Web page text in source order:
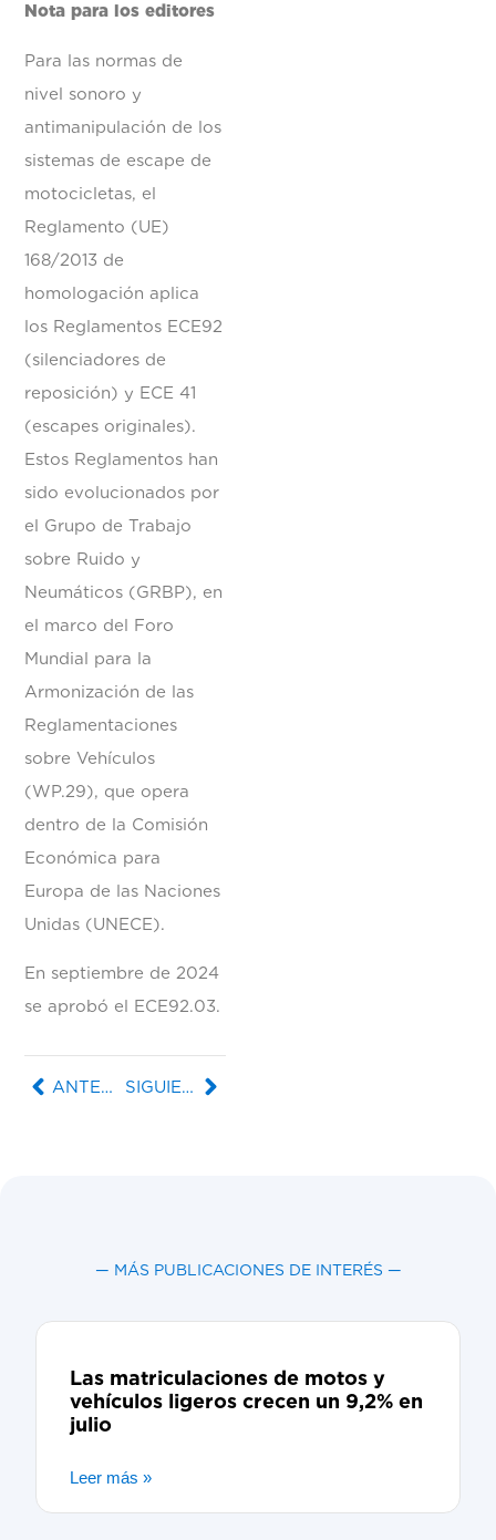
Nota para los editores
Para las normas de
nivel sonoro y
antimanipulación de los
sistemas de escape de
motocicletas, el
Reglamento (UE)
168/2013 de
homologación aplica
los Reglamentos ECE92
(silenciadores de
reposición) y ECE 41
(escapes originales).
Estos Reglamentos han
sido evolucionados por
el Grupo de Trabajo
sobre Ruido y
Neumáticos (GRBP), en
el marco del Foro
Mundial para la
Armonización de las
Reglamentaciones
sobre Vehículos
(WP.29), que opera
dentro de la Comisión
Económica para
Europa de las Naciones
Unidas (UNECE).
En septiembre de 2024
se aprobó el ECE92.03.
ANTERIOR SIGUIENTE
— MÁS PUBLICACIONES DE INTERÉS —
Las matriculaciones de motos y
vehículos ligeros crecen un 9,2% en
julio
Leer más »